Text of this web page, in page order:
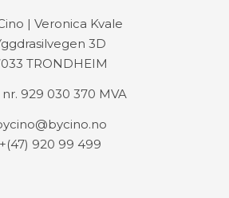
| Veronica Kvale
3D
TRONDHEIM
nr. 929 030 370 MVA
+(47) 920 99 499